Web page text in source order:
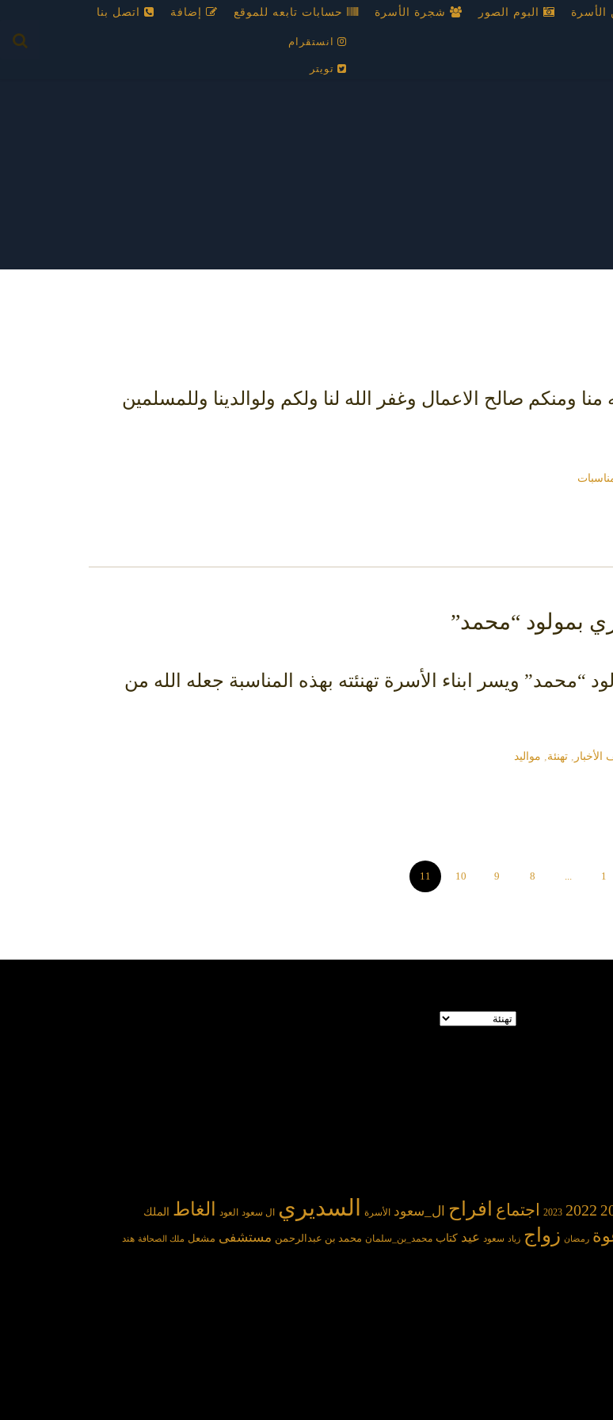
الأسرة البوم الصور شجرة الأسرة حسابات تابعه للموقع
انستقرام
تويتر
إضافة اتصل بنا
ومنكم صالح الاعمال وغفر الله لنا ولكم ولوالدينا وللمسلمين
بمولود “محمد”
ويسر ابناء الأسرة تهنئته بهذه المناسبة جعله الله من
الأخبار , تهنئة, مواليد
1
...
8
9
10
11
تصنيفات
2022
2023 اجتماع افراح ال_سعود الأسرة السديري ال سعود العود الغاط الملك
رمضان زواج زياد سعود عيد كتاب محمد_بن_سلمان محمد بن عبدالرحمن مستشفى مشعل ملك الصحافة هند